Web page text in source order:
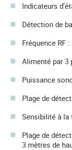
Indicateurs
Détection de
Fréquence RF
Alimenté par 3
Puissance
Plage de
Sensibilité à la
Plage de
3 mètres de